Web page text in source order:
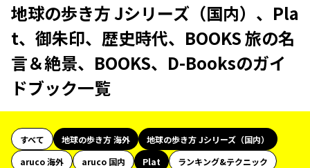
地球の歩き方 Jシリーズ（国内）、Pla
t、御朱印、歴史時代、BOOKS 旅の名
言＆絶景、BOOKS、D-Booksのガイ
ドブック一覧
すべて 地球の歩き方 海外
地球の歩き方 Jシリーズ（国内）
aruco 海外
aruco 国内 Plat
ランキング&テクニック